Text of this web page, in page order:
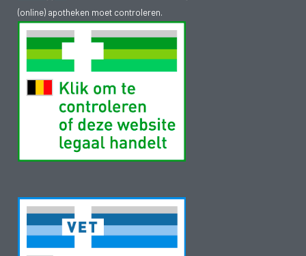
(online) apotheken moet controleren.